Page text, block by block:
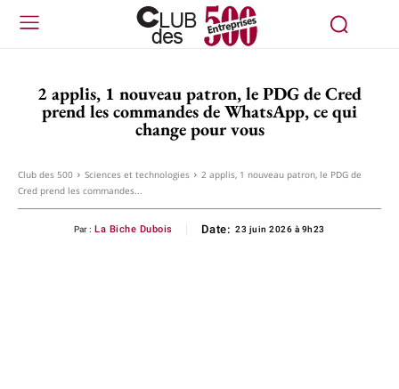
2 applis, 1 nouveau patron, le PDG de Cred
prend les commandes de WhatsApp, ce qui
change pour vous
Club des 500 Sciences et technologies
2 applis, 1 nouveau patron, le PDG de
Cred prend les commandes...
Par : La Biche Dubois Date: 23 juin 2026 à 9h23